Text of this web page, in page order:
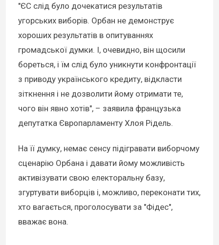
"ЄС слід було дочекатися результатів
угорських виборів. Орбан не демонструє
хороших результатів в опитуваннях
громадської думки. І, очевидно, він щосили
бореться, і їм слід було уникнути конфронтації
з приводу українського кредиту, відкласти
зіткнення і не дозволити йому отримати те,
чого він явно хотів", – заявила французька
депутатка Європарламенту Хлоя Рідель.
На її думку, немає сенсу підігравати виборчому
сценарію Орбана і давати йому можливість
активізувати свою електоральну базу,
згуртувати виборців і, можливо, переконати тих,
хто вагається, проголосувати за "Фідес",
вважає вона.